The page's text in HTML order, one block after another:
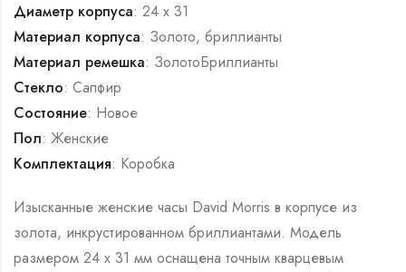
Диаметр корпуса: 24 х 31
Материал корпуса: Золото, бриллианты
Материал ремешка: ЗолотоБриллианты
Стекло: Сапфир
Состояние: Новое
Пол: Женские
Комплектация: Коробка
Изысканные женские часы David Morris в корпусе из
золота, инкрустированном бриллиантами. Модель
размером 24 х 31 мм оснащена точным кварцевым